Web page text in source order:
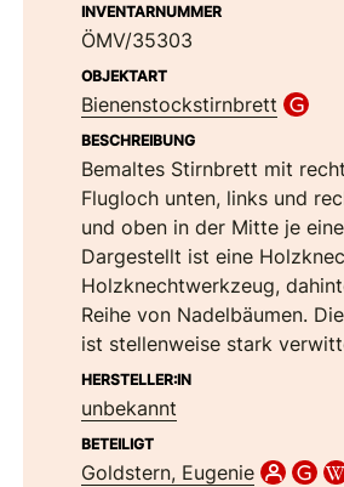
INVENTARNUMMER
ÖMV/35303
OBJEKTART
Bienenstockstirnbrett
BESCHREIBUNG
Bemaltes Stirnbrett mit
Flugloch unten, links und
und oben in der Mitte je
Dargestellt ist eine
Holzknechtwerkzeug,
Reihe von Nadelbäumen.
ist stellenweise stark
HERSTELLER:IN
unbekannt
BETEILIGT
Goldstern, Eugenie